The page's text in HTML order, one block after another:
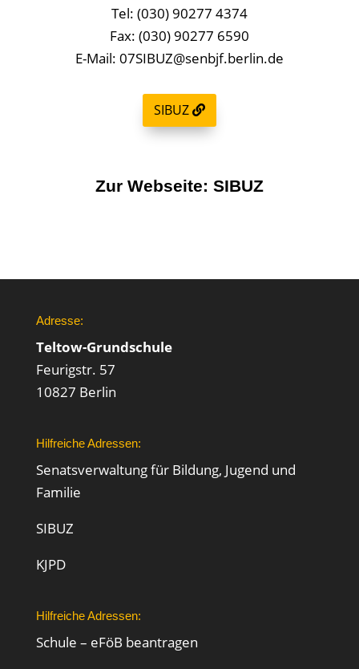
Tel: (030) 90277 4374
Fax: (030) 90277 6590
E-Mail: 07SIBUZ@senbjf.berlin.de
SIBUZ
Zur Webseite: SIBUZ
Adresse:
Teltow-Grundschule
Feurigstr. 57
10827 Berlin
Hilfreiche Adressen:
Senatsverwaltung für Bildung, Jugend und
Familie
SIBUZ
KJPD
Hilfreiche Adressen:
Schule – eFöB beantragen